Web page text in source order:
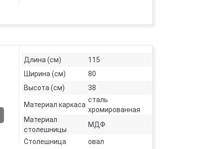
Длина (см)
115
Ширина (см)
80
Высота (см)
38
Материал каркаса
сталь
хромированная
Материал
столешницы
МДФ
Столешница овал